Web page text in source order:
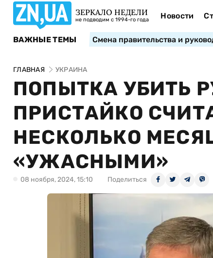
ЗЕРКАЛО НЕДЕЛИ
не подводим с 1994-го года Новости
ВАЖНЫЕ ТЕМЫ Смена правительства и
ГЛАВНАЯ УКРАИНА
ПОПЫТКА УБИТЬ
ПРИСТАЙКО
НЕСКОЛЬКО
«УЖАСНЫМИ»
08 ноября, 2024, 15:10 Поделиться